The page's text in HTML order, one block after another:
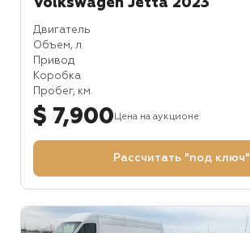
Volkswagen Jetta 2023
Двигатель
Объем, л.
Привод
Коробка
Пробег, км.
$ 7,900 Цена на аукционе
Рассчитать "под ключ"